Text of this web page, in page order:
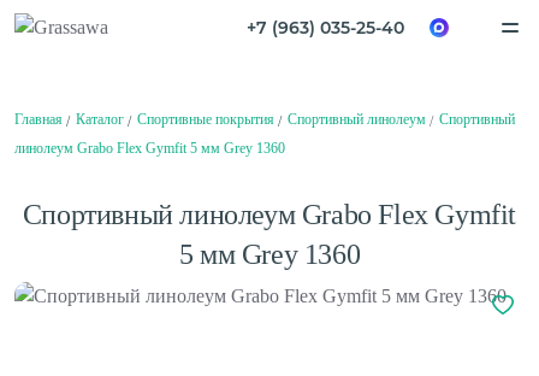
+7 (963) 035-25-40
Написать вTelegram
О компании
О компании
Нам доверяют
Сертификаты
Цветная
Высокая
Монофиламентная
Балетный пол
Главная Каталог Спортивные покрытия Спортивный линолеум
Спортивный
линолеум Grabo Flex Gymfit 5 мм Grey 1360
Спортивный линолеум Grabo Flex Gymfit
5 мм Grey 1360